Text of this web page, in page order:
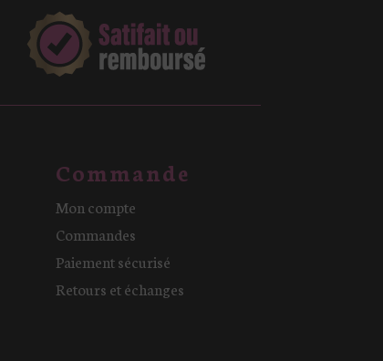
Commande
Mon compte
Commandes
Paiement sécurisé
Retours et échanges